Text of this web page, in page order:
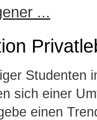
...
Studenten
sich einer
einen